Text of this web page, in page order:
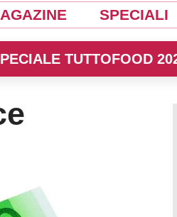
SPECIALI
TUTTOFOOD